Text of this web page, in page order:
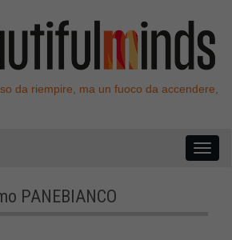
da riempire, ma un fuoco da accendere,
PANEBIANCO